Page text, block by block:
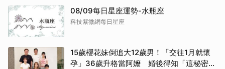
08/09每日星座運勢-水瓶座
科技紫微網每日星座
15歲櫻花妹倒追大12歲男！「交往1月就懷
孕」36歲升格當阿嬤 婚後得知「這秘密」